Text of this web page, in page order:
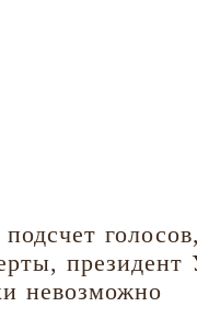
невозможно